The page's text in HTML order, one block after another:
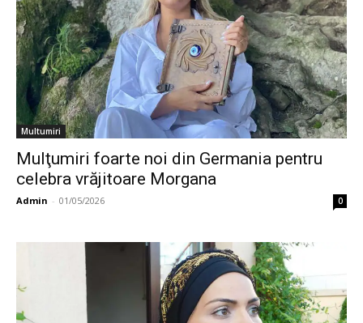
Multumiri
Mulţumiri foarte noi din Germania pentru
celebra vrăjitoare Morgana
Admin - 01/05/2026 0